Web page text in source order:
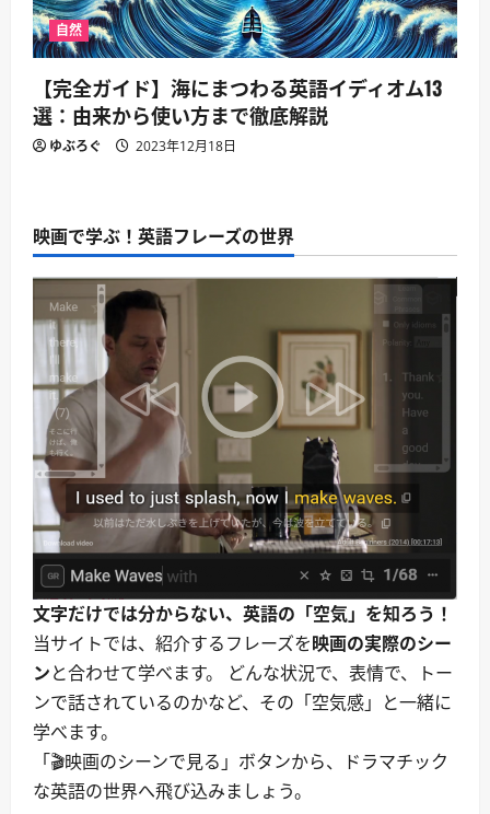
自然
【完全ガイド】海にまつわる英語イディオム13
選：由来から使い方まで徹底解説
ゆぶろぐ 2023年12月18日
映画で学ぶ！英語フレーズの世界
文字だけでは分からない、英語の「空気」を知ろう！
当サイトでは、紹介するフレーズを映画の実際のシー
ンと合わせて学べます。 どんな状況で、表情で、トー
ンで話されているのかなど、その「空気感」と一緒に
学べます。
「🎬映画のシーンで見る」ボタンから、ドラマチック
な英語の世界へ飛び込みましょう。